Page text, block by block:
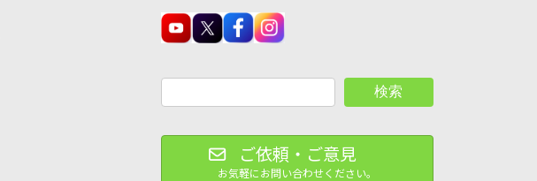
検索
ご依頼・ご意見
お気軽にお問い合わせください。